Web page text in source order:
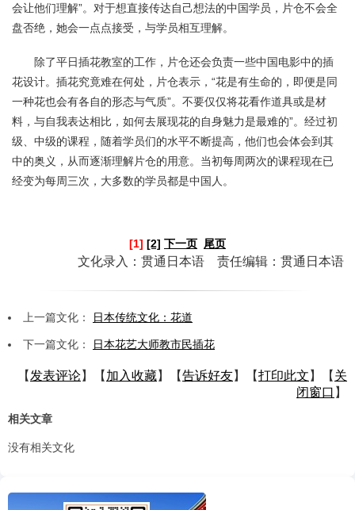
会让他们理解”。对于想直接传达自己想法的中国学员，片仓不会全
盘否绝，她会一点点接受，与学员相互理解。
除了平日插花教室的工作，片仓还会负责一些中国电影中的插
花设计。插花究竟难在何处，片仓表示，“花是有生命的，即便是同
一种花也会有各自的形态与气质”。不要仅仅将花看作道具或是材
料，与自我表达相比，如何去展现花的自身魅力是最难的”。经过初
级、中级的课程，随着学员们的水平不断提高，他们也会体会到其
中的奥义，从而逐渐理解片仓的用意。当初每周两次的课程现在已
经变为每周三次，大多数的学员都是中国人。
[1] [2] 下一页 尾页
文化录入：贯通日本语 责任编辑：贯通日本语
上一篇文化： 日本传统文化：花道
下一篇文化： 日本花艺大师教市民插花
【 发表评论】【 加入收藏】【告诉好友】【打印此文 】【 关
闭窗口 】
相关文章
没有相关文化